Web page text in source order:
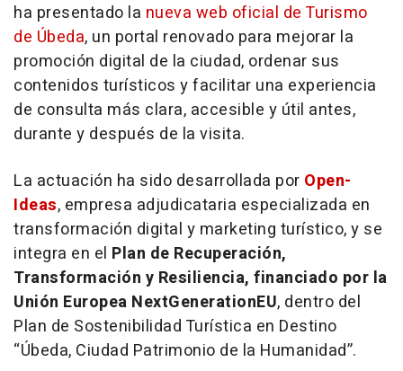
ha presentado la nueva web oficial de Turismo
de Úbeda, un portal renovado para mejorar la
promoción digital de la ciudad, ordenar sus
contenidos turísticos y facilitar una experiencia
de consulta más clara, accesible y útil antes,
durante y después de la visita.
La actuación ha sido desarrollada por Open-
Ideas, empresa adjudicataria especializada en
transformación digital y marketing turístico, y se
integra en el Plan de Recuperación,
Transformación y Resiliencia, financiado por la
Unión Europea NextGenerationEU, dentro del
Plan de Sostenibilidad Turística en Destino
“Úbeda, Ciudad Patrimonio de la Humanidad”.